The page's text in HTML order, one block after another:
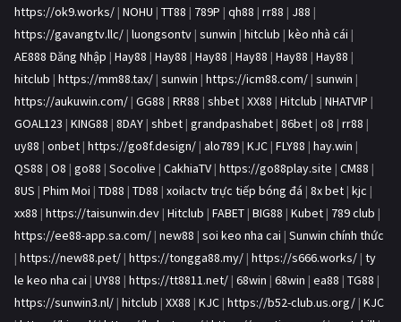
https://ok9.works/ | NOHU | TT88 | 789P | qh88 | rr88 | J88 |
https://gavangtv.llc/ | luongsontv | sunwin | hitclub | kèo nhà cái |
AE888 Đăng Nhập | Hay88 | Hay88 | Hay88 | Hay88 | Hay88 | Hay88 |
hitclub | https://mm88.tax/ | sunwin | https://icm88.com/ | sunwin |
https://aukuwin.com/ | GG88 | RR88 | shbet | XX88 | Hitclub | NHATVIP |
GOAL123 | KING88 | 8DAY | shbet | grandpashabet | 86bet | o8 | rr88 |
uy88 | onbet | https://go8f.design/ | alo789 | KJC | FLY88 | hay.win |
QS88 | O8 | go88 | Socolive | CakhiaTV | https://go88play.site | CM88 |
8US | Phim Moi | TD88 | TD88 | xoilactv trực tiếp bóng đá | 8x bet | kjc |
xx88 | https://taisunwin.dev | Hitclub | FABET | BIG88 | Kubet | 789 club |
https://ee88-app.sa.com/ | new88 | soi keo nha cai | Sunwin chính thức
| https://new88.pet/ | https://tongga88.my/ | https://s666.works/ | ty
le keo nha cai | UY88 | https://tt8811.net/ | 68win | 68win | ea88 | TG88 |
https://sunwin3.nl/ | hitclub | XX88 | KJC | https://b52-club.us.org/ | KJC